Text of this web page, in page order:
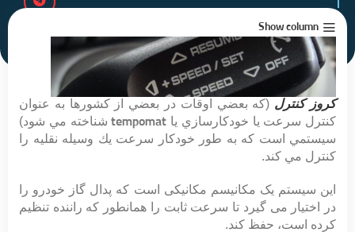
مدت زمان مطالعه : 2 دقیقه
Show column
كروز كنترل (كه بعضي اوقات در بعضي از كشورها به عنوان
كنترل سرعت يا خودكارسازي يا tempomat شناخته مي شود)
سيستمي است كه به طور خودكار سرعت يك وسيله نقليه را
كنترل مي كند.
این سیستم یک مکانیسم مکانیکی است که پدال گاز خودرو را
در اختیار می گیرد تا سرعت ثابت را همانطور که راننده تنظیم
کرده است، حفظ کند.